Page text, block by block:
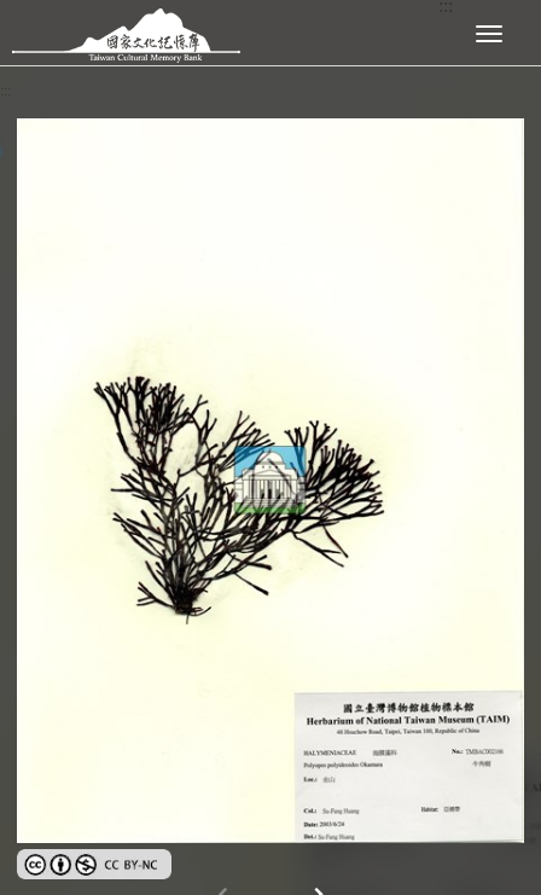
跳到主要內容區塊 展開選單
創用CC姓名標示-非商業性 3.0 台灣及其後版本(CC BY-NC 3.0 TW +)